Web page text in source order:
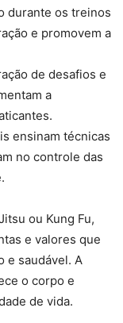
durante os treinos
e promovem a
de desafios e
a
ensinam técnicas
no controle das
ou Kung Fu,
e valores que
e saudável. A
o corpo e
de vida.